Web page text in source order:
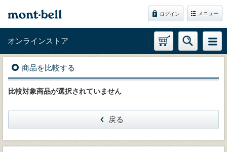
ログイン メニュー
オンラインストア
商品を比較する
比較対象商品が選択されていません
戻る